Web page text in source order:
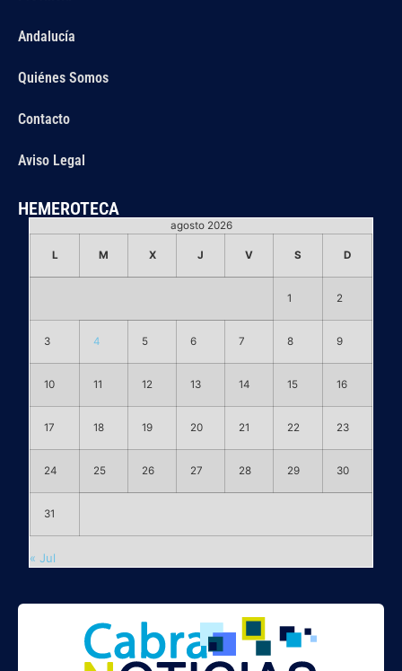
Andalucía
Quiénes Somos
Contacto
Aviso Legal
HEMEROTECA
agosto 2026
L M X J V S D
1 2
3 4 5 6 7 8 9
10 11 12 13 14 15 16
17 18 19 20 21 22 23
24 25 26 27 28 29 30
31
« Jul